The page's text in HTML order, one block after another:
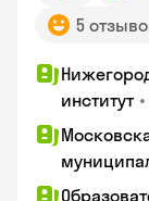
5
институт •